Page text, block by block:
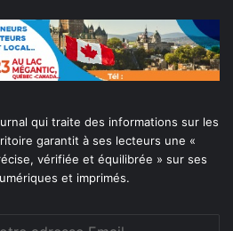
qui traite des informations sur les
garantit à ses lecteurs une «
vérifiée et équilibrée » sur ses
et imprimés.